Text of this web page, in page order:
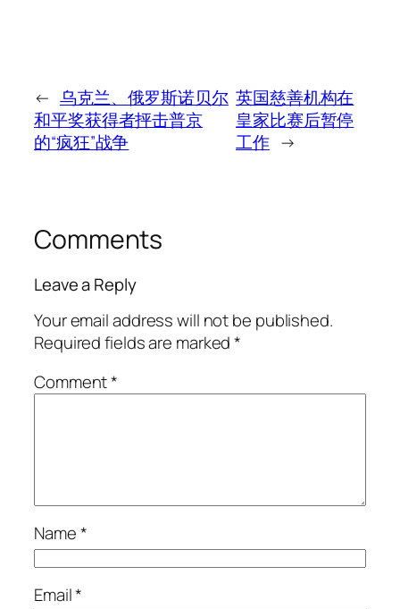
← 乌克兰、俄罗斯诺贝尔
和平奖获得者抨击普京
的“疯狂”战争
英国慈善机构在
皇家比赛后暂停
工作 →
Comments
Leave a Reply
Your email address will not be published.
Required fields are marked*
Comment*
Name*
Email*